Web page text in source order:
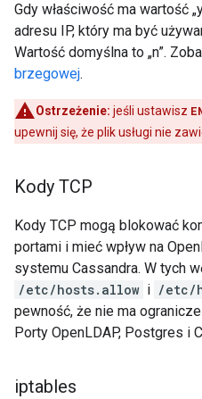
Gdy właściwość ma wartość
adresu IP, który ma być
Wartość domyślna to „n”.
brzegowej.
Ostrzeżenie: jeśli ustawisz
upewnij się, że plik usługi nie
Kody TCP
Kody TCP mogą blokować
portami i mieć wpływ na
systemu Cassandra. W tych
/etc/hosts.allow i /etc/
pewność, że nie ma
Porty OpenLDAP, Postgres i
iptables